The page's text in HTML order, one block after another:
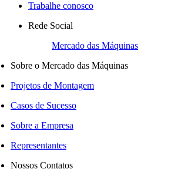
Trabalhe conosco
Rede Social
Mercado das Máquinas
Sobre o Mercado das Máquinas
Projetos de Montagem
Casos de Sucesso
Sobre a Empresa
Representantes
Nossos Contatos